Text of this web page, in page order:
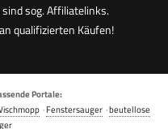
sog. Affiliatelinks.
qualifizierten Käufen!
Portale:
·Fenstersauger ·beutellose